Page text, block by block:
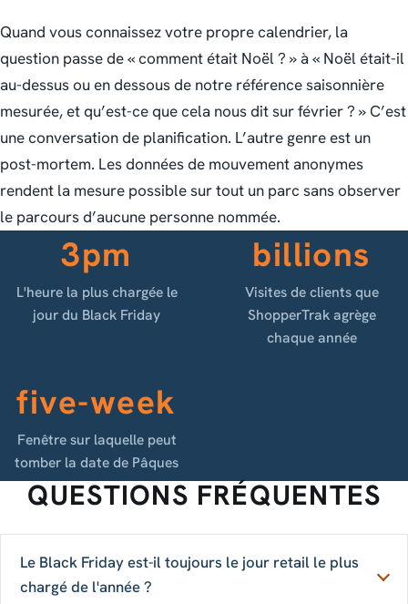
Quand vous connaissez votre propre calendrier, la
question passe de « comment était Noël ? » à « Noël était-il
au-dessus ou en dessous de notre référence saisonnière
mesurée, et qu’est-ce que cela nous dit sur février ? » C’est
une conversation de planification. L’autre genre est un
post-mortem. Les données de mouvement anonymes
rendent la mesure possible sur tout un parc sans observer
le parcours d’aucune personne nommée.
3pm
L'heure la plus chargée le
jour du Black Friday
billions
Visites de clients que
ShopperTrak agrège
chaque année
five-week
Fenêtre sur laquelle peut
tomber la date de Pâques
QUESTIONS FRÉQUENTES
Le Black Friday est-il toujours le jour retail le plus
chargé de l'année ?